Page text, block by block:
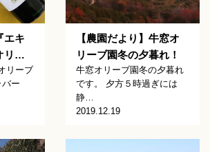
エキ
リ…
リーブ
ー
【農園だより】牛窓オ
リーブ園冬の夕暮れ！
牛窓オリーブ園冬の夕暮れ
です。 夕方５時過ぎには
静…
2019.12.19